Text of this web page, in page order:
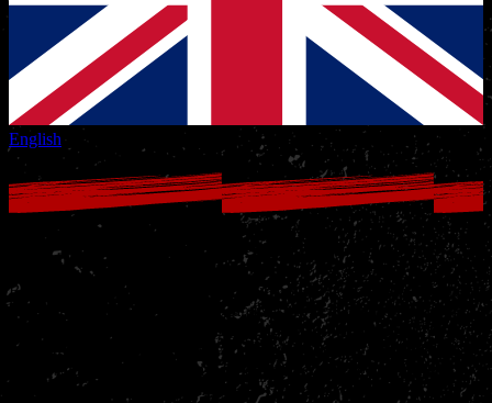
English
Judo & BJJ voor de jeugd bij Nakama
Bij Nakama Gym maken kinderen en jongeren op een speelse en
veilige manier kennis met twee fantastische vechtsporten: judo en
Braziliaans Jiu Jitsu (BJJ). In onze jeugdlessen draait alles om
plezier, respect en zelfvertrouwen. Kinderen leren vallen zonder
angst, samenwerken met klasgenootjes en stap voor stap nieuwe
technieken onder de knie krijgen.